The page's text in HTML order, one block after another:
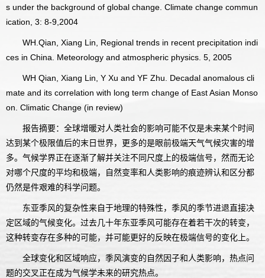
s under the background of global change. Climate change commun
ication, 3: 8-9,2004
WH.Qian, Xiang Lin, Regional trends in recent precipitation indi
ces in China. Meteorology and atmospheric physics. 5, 2005
WH Qian, Xiang Lin, Y Xu and YF Zhu. Decadal anomalous cli
mate and its correlation with long term change of East Asian Monso
on. Climatic Change (in review)
报告摘要：全球增暖对人类社会的影响可能不仅是未来某个时间
达到某个极限值后的末日世界，更多的是眼前极端天气气候灾害的增
多。气候学界正在逐渐了解并关注不同尺度上的极端信号，然而无论
对哪个尺度的平均和极端，自然变率和人类影响的痕迹辨认和区分都
仍然是件艰难的科学问题。
东亚季风的复杂性来自于地理的特殊性，季风的季节进退直接决
定区域的气候变化。过去几十年东亚季风可能存在着若干次的转变，
这种转变存在多种的可能，并可能更好的反映在极端信号的变化上。
全球变化和区域响应，季风演变的自然因子和人类影响，热点问
题的交叉正在成为气候学未来的研究热点。